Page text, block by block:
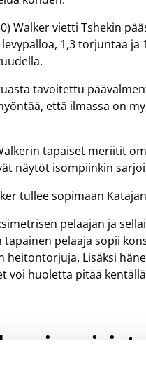
Walker vietti Tshekin
1,3 torjuntaa
tavoitettu
että ilmassa on
tapaiset meriitit
näytöt isompiinkin
tullee sopimaan
pelaajan ja
pelaaja sopii
heitontorjuja. Lisäksi
voi huoletta pitää